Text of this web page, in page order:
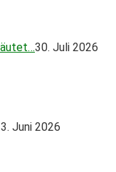
30. Juli 2026
Juni 2026